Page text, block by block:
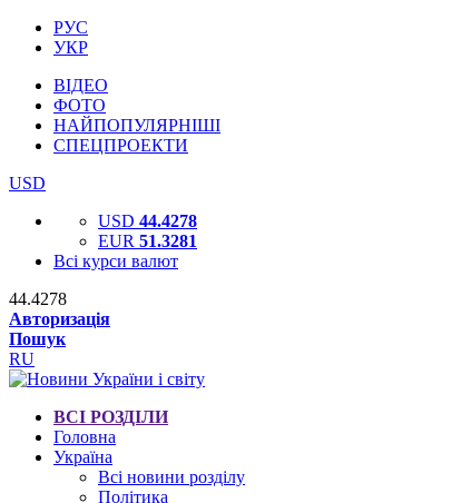
РУС
УКР
ВІДЕО
ФОТО
НАЙПОПУЛЯРНІШІ
СПЕЦПРОЕКТИ
USD
USD 44.4278
EUR 51.3281
Всі курси валют
44.4278
Авторизація
Пошук
RU
ВСІ РОЗДІЛИ
Головна
Україна
Всі новини розділу
Політика